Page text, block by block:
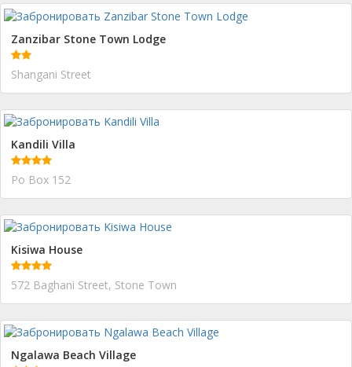
Zanzibar Stone Town Lodge
Shangani Street
Kandili Villa
Po Box 152
Kisiwa House
572 Baghani Street, Stone Town
Ngalawa Beach Village